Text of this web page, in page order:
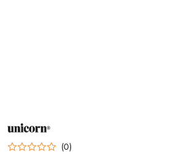
NAZWA
PRODUCENTA:
UNICORN (0)